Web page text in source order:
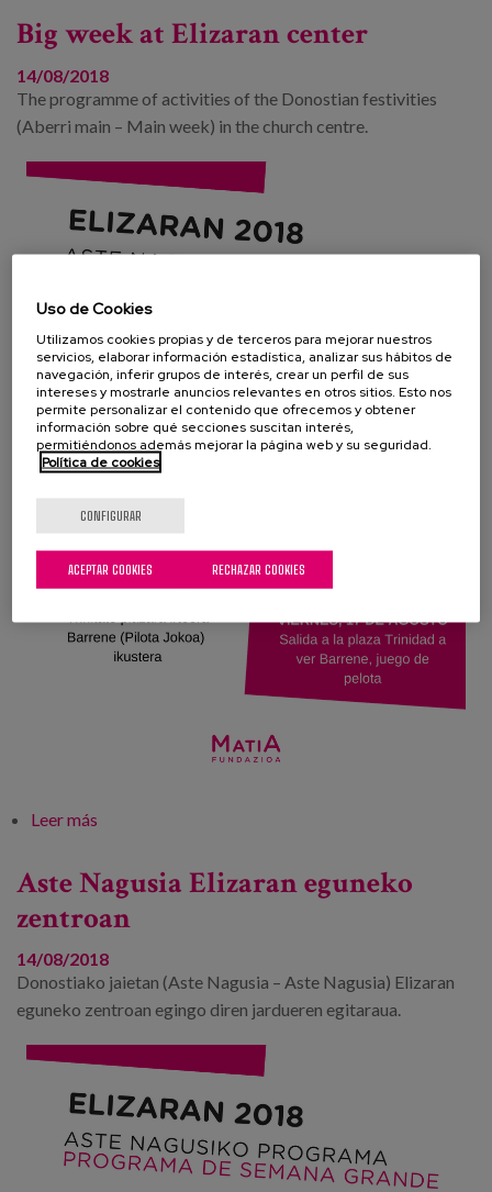
Big week at Elizaran center
14/08/2018
The programme of activities of the Donostian festivities
(Aberri main – Main week) in the church centre.
Leer más
Aste Nagusia Elizaran eguneko
zentroan
14/08/2018
Donostiako jaietan (Aste Nagusia – Aste Nagusia) Elizaran
eguneko zentroan egingo diren jardueren egitaraua.
Uso de Cookies
Utilizamos cookies propias y de terceros para mejorar nuestros
servicios, elaborar información estadística, analizar sus hábitos de
navegación, inferir grupos de interés, crear un perfil de sus
intereses y mostrarle anuncios relevantes en otros sitios. Esto nos
permite personalizar el contenido que ofrecemos y obtener
información sobre qué secciones suscitan interés,
permitiéndonos además mejorar la página web y su seguridad.
Política de cookies
CONFIGURAR
RECHAZAR COOKIES
ACEPTAR COOKIES